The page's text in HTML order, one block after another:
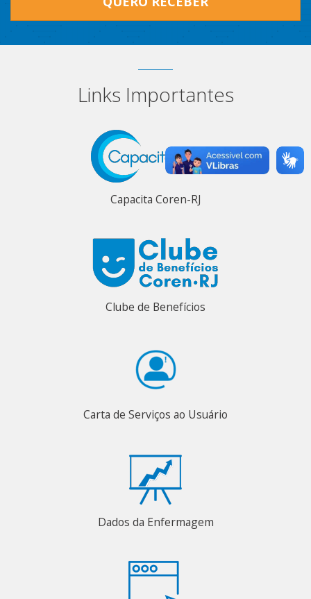
Links Importantes
Capacita Coren-RJ
Clube de Benefícios
Carta de Serviços ao Usuário
Dados da Enfermagem